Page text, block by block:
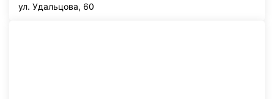
ул. Удальцова, 60